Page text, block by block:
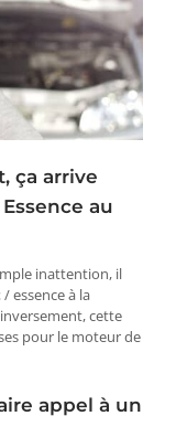
ça arrive
au
inattention, il
/ essence à la
cette
pour le moteur de
appel à un